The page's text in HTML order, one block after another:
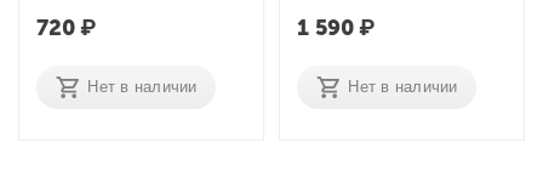
720₽
Нет в наличии
1 590₽
Нет в наличии